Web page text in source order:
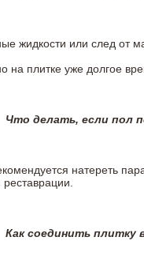
жидкости или след от
на плитке уже долгое
Что делать, если пол
натереть
Как соединить плитку